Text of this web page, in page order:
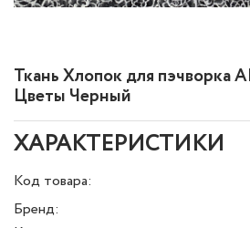
Ткань Хлопок для пэчворка
Цветы Черный
ХАРАКТЕРИСТИКИ
Код товара:
Бренд: